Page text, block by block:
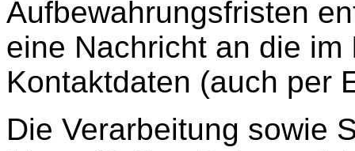
Aufbewahrungsfristen
eine Nachricht an die
Kontaktdaten (auch per
Die Verarbeitung sowie